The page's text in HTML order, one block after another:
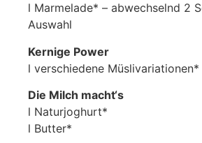
l Marmelade* – abwechselnd 2
Auswahl
Kernige Power
l verschiedene Müslivariationen*
Die Milch macht‘s
l Naturjoghurt*
l Butter*